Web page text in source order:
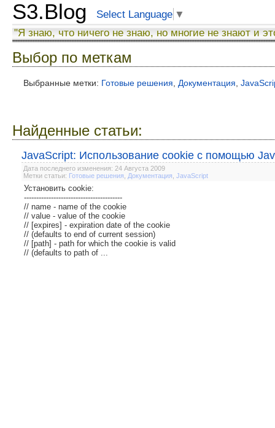
S3.Blog Select Language ▼
"Я знаю, что ничего не знаю, но многие не знают и
Выбор по меткам
Выбранные метки: Готовые решения Документация
Найденные статьи:
JavaScript: Использование cookie с помощью
Дата последнего изменения: 24 Августа 2009
Метки статьи: Готовые решения Документация JavaScript
Установить cookie:
----------------------------------------
// name - name of the cookie
// value - value of the cookie
// [expires] - expiration date of the cookie
// (defaults to end of current session)
// [path] - path for which the cookie is valid
// (defaults to path of ...